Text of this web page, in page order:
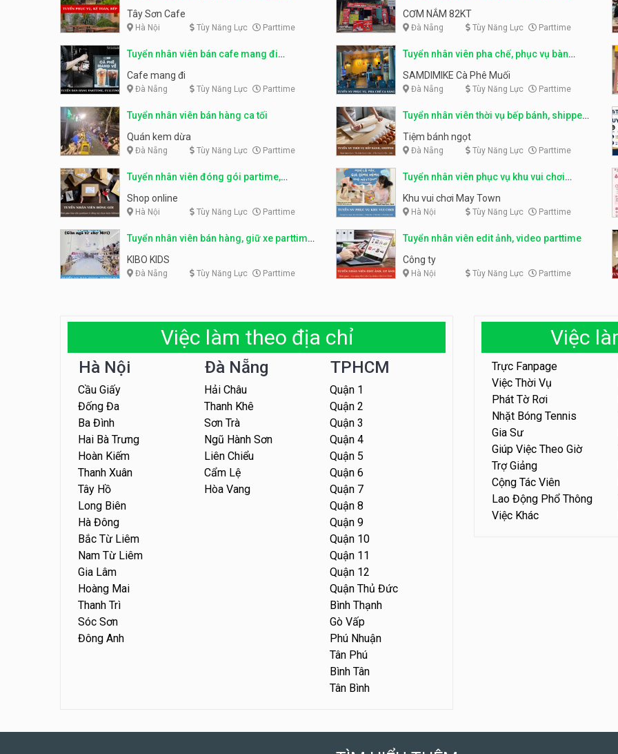
Tây Sơn Cafe
Hà Nội Tùy Năng Lực Parttime
trường
CƠM NẮM 82KT
Đà Nẵng Tùy Năng Lực Parttime
Tuyển nhân viên bán cafe mang đi
parttime, fulltime
Cafe mang đi
Đà Nẵng Tùy Năng Lực Parttime
Tuyển nhân viên pha chế, phục vụ bàn
parttime
SAMDIMIKE Cà Phê Muối
Đà Nẵng Tùy Năng Lực Parttime
Tuyển nhân viên bán hàng ca tối
Quán kem dừa
Đà Nẵng Tùy Năng Lực Parttime
Tuyển nhân viên thời vụ bếp bánh, shipper
parttime
Tiệm bánh ngọt
Đà Nẵng Tùy Năng Lực Parttime
Tuyển nhân viên đóng gói partime,
fulltime
Shop online
Hà Nội Tùy Năng Lực Parttime
Tuyển nhân viên phục vụ khu vui chơi
parttime linh động
Khu vui chơi May Town
Hà Nội Tùy Năng Lực Parttime
Tuyển nhân viên bán hàng, giữ xe parttime
– Kibo Kid
KIBO KIDS
Đà Nẵng Tùy Năng Lực Parttime
Tuyển nhân viên edit ảnh, video parttime
Công ty
Hà Nội Tùy Năng Lực Parttime
Việc làm theo địa chỉ
Hà Nội
Cầu Giấy
Đống Đa
Ba Đình
Hai Bà Trưng
Hoàn Kiếm
Thanh Xuân
Tây Hồ
Long Biên
Hà Đông
Bắc Từ Liêm
Nam Từ Liêm
Gia Lâm
Hoàng Mai
Thanh Trì
Sóc Sơn
Đông Anh
Đà Nẵng
Hải Châu
Thanh Khê
Sơn Trà
Ngũ Hành Sơn
Liên Chiểu
Cẩm Lệ
Hòa Vang
TPHCM
Quận 1
Quận 2
Quận 3
Quận 4
Quận 5
Quận 6
Quận 7
Quận 8
Quận 9
Quận 10
Quận 11
Quận 12
Quận Thủ Đức
Bình Thạnh
Gò Vấp
Phú Nhuận
Tân Phú
Bình Tân
Tân Bình
Việc
Trực Fanpage
Việc Thời Vụ
Phát Tờ Rơi
Nhặt Bóng Tennis
Gia Sư
Giúp Việc Theo Giờ
Trợ Giảng
Cộng Tác Viên
Lao Động Phổ Thông
Việc Khác